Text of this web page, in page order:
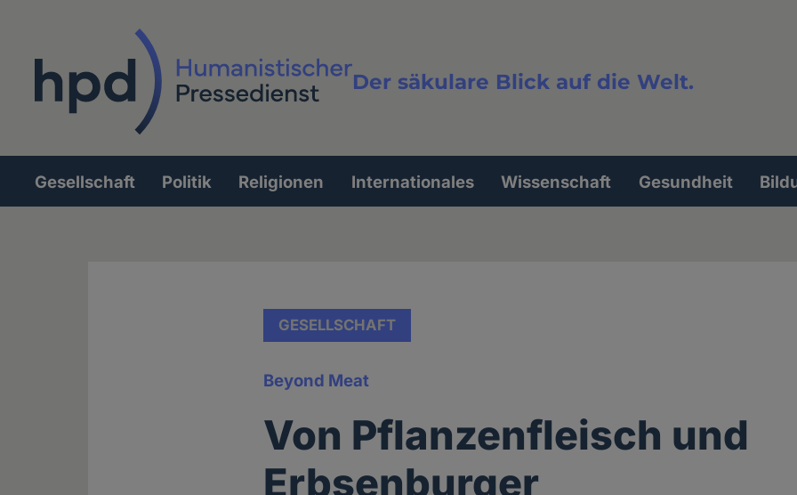
Der säkulare Blick auf die Welt.
Volltextsuche
Hauptnavigation
Gesellschaft Politik Religionen Internationales Wissenschaft Gesundheit
GESELLSCHAFT
Beyond Meat
Von Pflanzenfleisch und
Erbsenburger